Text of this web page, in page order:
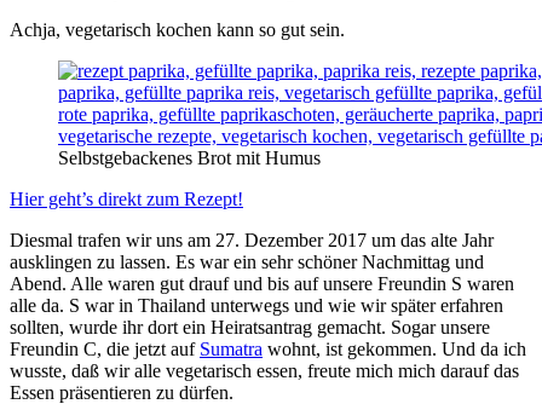
Achja, vegetarisch kochen kann so gut sein.
Selbstgebackenes Brot mit Humus
Hier geht’s direkt zum Rezept!
Diesmal trafen wir uns am 27. Dezember 2017 um das alte Jahr
ausklingen zu lassen. Es war ein sehr schöner Nachmittag und
Abend. Alle waren gut drauf und bis auf unsere Freundin S waren
alle da. S war in Thailand unterwegs und wie wir später erfahren
sollten, wurde ihr dort ein Heiratsantrag gemacht. Sogar unsere
Freundin C, die jetzt auf Sumatra wohnt, ist gekommen. Und da ich
wusste, daß wir alle vegetarisch essen, freute mich mich darauf das
Essen präsentieren zu dürfen.